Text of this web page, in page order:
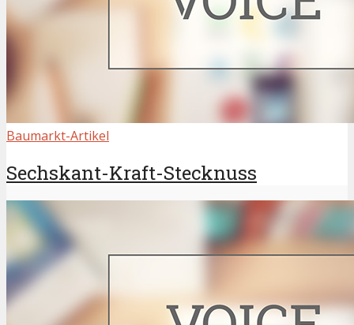
Baumarkt-Artikel
Sechskant-Kraft-Stecknuss